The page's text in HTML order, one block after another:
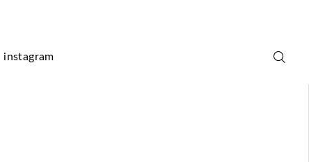
instagram